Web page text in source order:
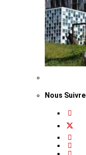
Nous Suivre